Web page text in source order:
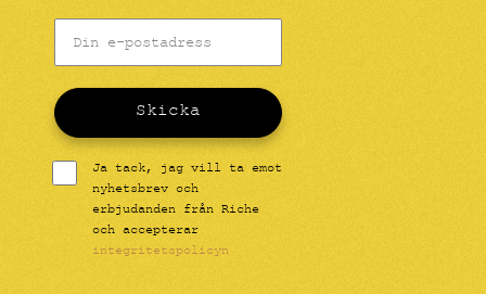
Skicka
Ja tack, jag vill ta emot
nyhetsbrev och
erbjudanden från Riche
och accepterar
integritetspolicyn